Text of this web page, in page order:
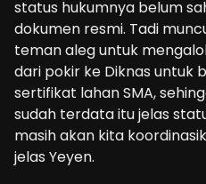
status hukumnya belum
dokumen resmi. Tadi
teman aleg untuk
dari pokir ke Diknas untuk
sertifikat lahan SMA,
sudah terdata itu jelas
masih akan kita
jelas Yeyen.